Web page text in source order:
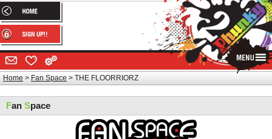
Home Fan Space THE FLOORRIORZ
Fan Space